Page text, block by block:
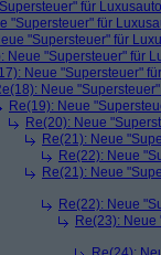
für
"Supersteuer" für
"Supersteuer" für
Neue "Supersteuer" für
Neue "Supersteuer"
Neue
Re(19): Neue
Re(20): Neue
Re(21): Neue
Re(22): Neue
Re(21): Neue
Re(22): Neue
Re(23):